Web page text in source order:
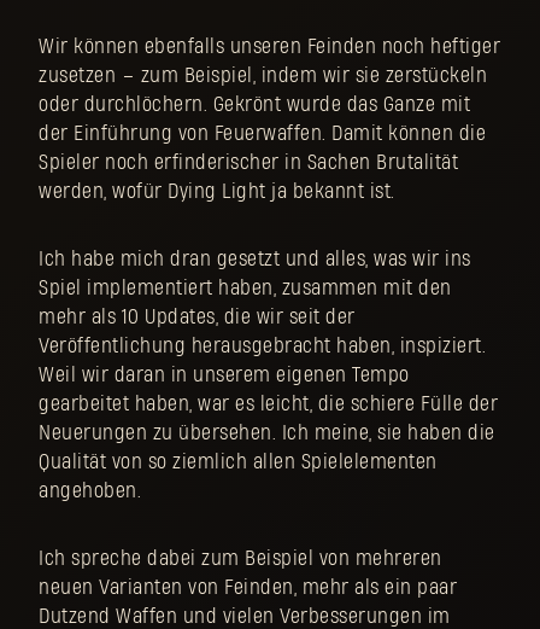
Wir können ebenfalls unseren Feinden noch heftiger
zusetzen – zum Beispiel, indem wir sie zerstückeln
oder durchlöchern. Gekrönt wurde das Ganze mit
der Einführung von Feuerwaffen. Damit können die
Spieler noch erfinderischer in Sachen Brutalität
werden, wofür Dying Light ja bekannt ist.
Ich habe mich dran gesetzt und alles, was wir ins
Spiel implementiert haben, zusammen mit den
mehr als 10 Updates, die wir seit der
Veröffentlichung herausgebracht haben, inspiziert.
Weil wir daran in unserem eigenen Tempo
gearbeitet haben, war es leicht, die schiere Fülle der
Neuerungen zu übersehen. Ich meine, sie haben die
Qualität von so ziemlich allen Spielelementen
angehoben.
Ich spreche dabei zum Beispiel von mehreren
neuen Varianten von Feinden, mehr als ein paar
Dutzend Waffen und vielen Verbesserungen im